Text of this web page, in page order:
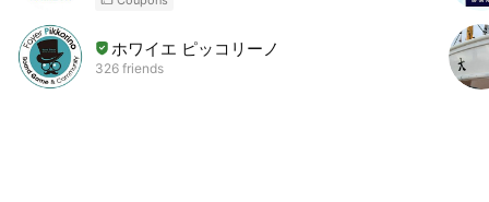
ホワイエ ピッコリーノ
326 friends